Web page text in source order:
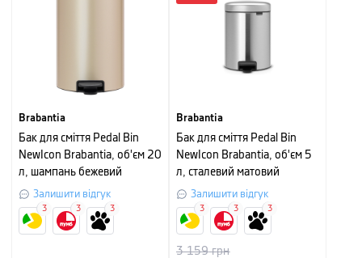
Brabantia
Бак для сміття Pedal Bin
NewIcon Brabantia, об'єм 20
л, шампань бежевий
Залишити відгук
3 3 3
Brabantia
Бак для сміття Pedal Bin
NewIcon Brabantia, об'єм 5
л, сталевий матовий
Залишити відгук
3 159грн
3 3 3